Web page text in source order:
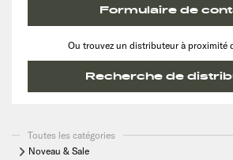
Formulaire de
Ou trouvez un distributeur à proximité
Recherche de
Toutes les catégories
Noveau & Sale